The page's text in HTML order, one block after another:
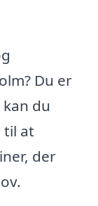
Du er
du
til at
der